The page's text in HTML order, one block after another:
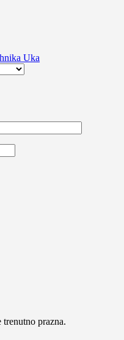
trenutno prazna.